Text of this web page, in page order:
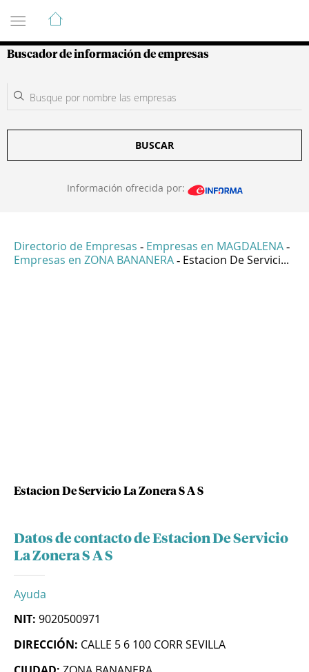
Guía de Empresas Colombianas
Buscador de información de empresas
BUSCAR
Información ofrecida por:
Directorio de Empresas - Empresas en MAGDALENA -
Empresas en ZONA BANANERA - Estacion De Servici...
Estacion De Servicio La Zonera S A S
Datos de contacto de Estacion De Servicio
La Zonera S A S
Ayuda
NIT: 9020500971
DIRECCIÓN: CALLE 5 6 100 CORR SEVILLA